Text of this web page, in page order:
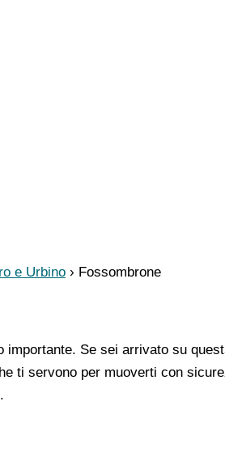
e Urbino › Fossombrone
importante. Se sei arrivato su
ti servono per muoverti con